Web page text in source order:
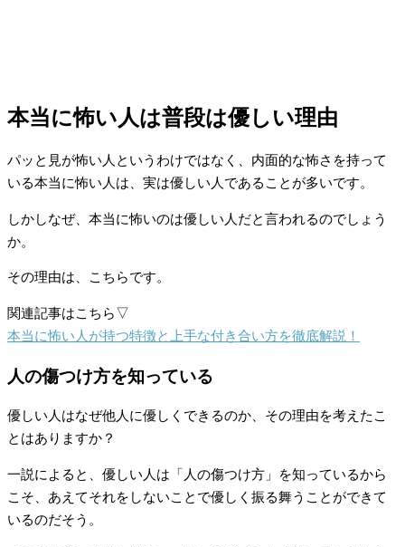
本当に怖い人は普段は優しい理由
パッと見が怖い人というわけではなく、内面的な怖さを持って
いる本当に怖い人は、実は優しい人であることが多いです。
しかしなぜ、本当に怖いのは優しい人だと言われるのでしょう
か。
その理由は、こちらです。
関連記事はこちら▽
本当に怖い人が持つ特徴と上手な付き合い方を徹底解説！
人の傷つけ方を知っている
優しい人はなぜ他人に優しくできるのか、その理由を考えたこ
とはありますか？
一説によると、優しい人は「人の傷つけ方」を知っているから
こそ、あえてそれをしないことで優しく振る舞うことができて
いるのだそう。